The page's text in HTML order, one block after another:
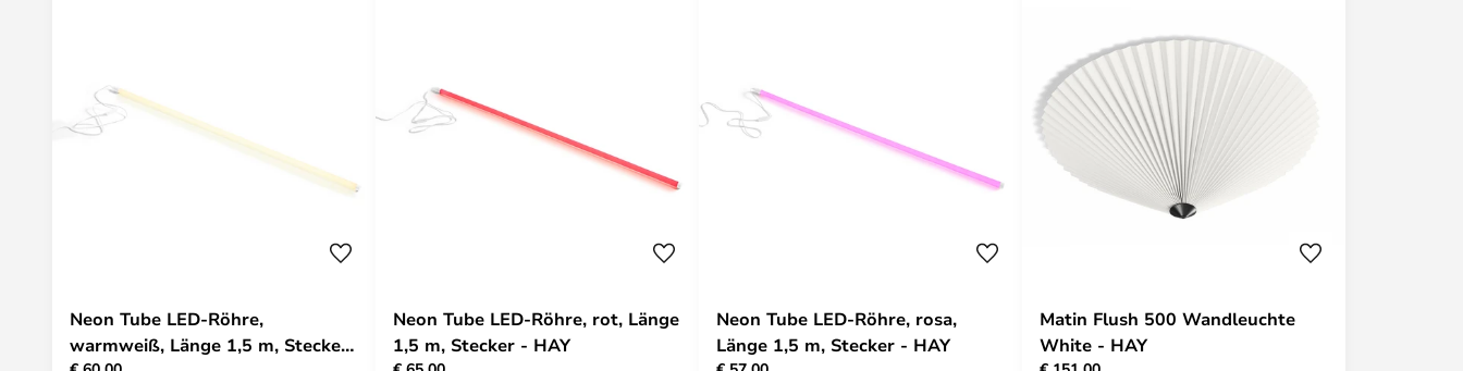
Neon Tube LED-Röhre,
warmweiß, Länge 1,5 m, Stecker
Neon Tube LED-Röhre, rot, Länge
1,5 m, Stecker - HAY
Neon Tube LED-Röhre, rosa,
Länge 1,5 m, Stecker - HAY
Matin Flush 500 Wandleuchte
White - HAY